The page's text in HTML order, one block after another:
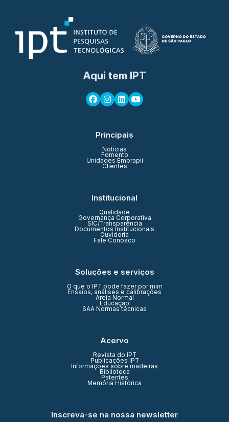
Aqui tem IPT
Principais
Notícias
Fomento
Unidades Embrapii
Clientes
Institucional
Qualidade
Governança Corporativa
SIC/Transparência
Documentos Institucionais
Ouvidoria
Fale Conosco
Soluções e serviços
O que o IPT pode fazer por mim
Ensaios, análises e calibrações
Areia Normal
Educação
SAA Normas técnicas
Acervo
Revista do IPT
Publicações IPT
Informações sobre madeiras
Biblioteca
Patentes
Memória Histórica
Inscreva-se na nossa newsletter